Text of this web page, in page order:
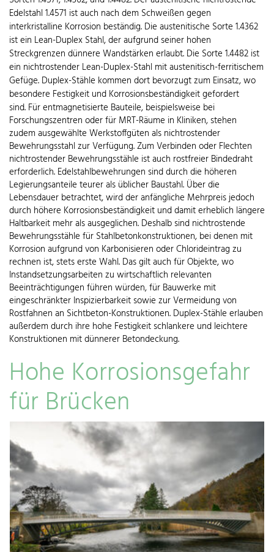
Edelstahl 1.4571 ist auch nach dem Schweißen gegen
interkristalline Korrosion beständig. Die austenitische Sorte 1.4362
ist ein Lean-Duplex Stahl, der aufgrund seiner hohen
Streckgrenzen dünnere Wandstärken erlaubt. Die Sorte 1.4482 ist
ein nichtrostender Lean-Duplex-Stahl mit austenitisch-ferritischem
Gefüge. Duplex-Stähle kommen dort bevorzugt zum Einsatz, wo
besondere Festigkeit und Korrosionsbeständigkeit gefordert
sind. Für entmagnetisierte Bauteile, beispielsweise bei
Forschungszentren oder für MRT-Räume in Kliniken, stehen
zudem ausgewählte Werkstoffgüten als nichtrostender
Bewehrungsstahl zur Verfügung. Zum Verbinden oder Flechten
nichtrostender Bewehrungsstähle ist auch rostfreier Bindedraht
erforderlich. Edelstahlbewehrungen sind durch die höheren
Legierungsanteile teurer als üblicher Baustahl. Über die
Lebensdauer betrachtet, wird der anfängliche Mehrpreis jedoch
durch höhere Korrosionsbeständigkeit und damit erheblich längere
Haltbarkeit mehr als ausgeglichen. Deshalb sind nichtrostende
Bewehrungsstähle für Stahlbetonkonstruktionen, bei denen mit
Korrosion aufgrund von Karbonisieren oder Chlorideintrag zu
rechnen ist, stets erste Wahl. Das gilt auch für Objekte, wo
Instandsetzungsarbeiten zu wirtschaftlich relevanten
Beeinträchtigungen führen würden, für Bauwerke mit
eingeschränkter Inspizierbarkeit sowie zur Vermeidung von
Rostfahnen an Sichtbeton-Konstruktionen. Duplex-Stähle erlauben
außerdem durch ihre hohe Festigkeit schlankere und leichtere
Konstruktionen mit dünnerer Betondeckung.
Hohe Korrosionsgefahr
für Brücken